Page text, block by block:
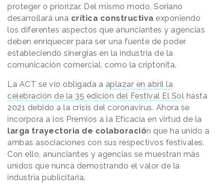
proteger o priorizar. Del mismo modo, Soriano
desarrollará una crítica constructiva exponiendo
los diferentes aspectos que anunciantes y agencias
deben enriquecer para ser una fuente de poder
estableciendo sinergias en la industria de la
comunicación comercial, como la criptonita.
La ACT se vio obligada a aplazar en abril la
celebración de la 35 edición del Festival El Sol hasta
2021 debido a la crisis del coronavirus. Ahora se
incorpora a los Premios a la Eficacia en virtud de la
larga trayectoria de colaboración que ha unido a
ambas asociaciones con sus respectivos festivales.
Con ello, anunciantes y agencias se muestran más
unidos que nunca demostrando el valor de la
industria publicitaria.